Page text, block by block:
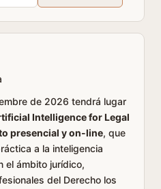
de 2026 tendrá lugar
Intelligence for Legal
presencial y on-line, que
a la inteligencia
el ámbito jurídico,
del Derecho los